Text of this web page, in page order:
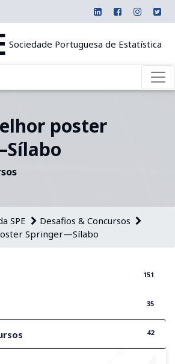
Sociedade Portuguesa de Estatística
poster
SPE
Desafios & Concursos
Springer—Sílabo
151
35
42